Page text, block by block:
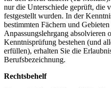
nur die Unterschiede geprüft, die
festgestellt wurden. In der
bestimmten Fächern und
Anpassungslehrgang absolvieren
Kenntnisprüfung bestehen (und
erfüllen), erhalten Sie die
Berufsbezeichnung.
Rechtsbehelf